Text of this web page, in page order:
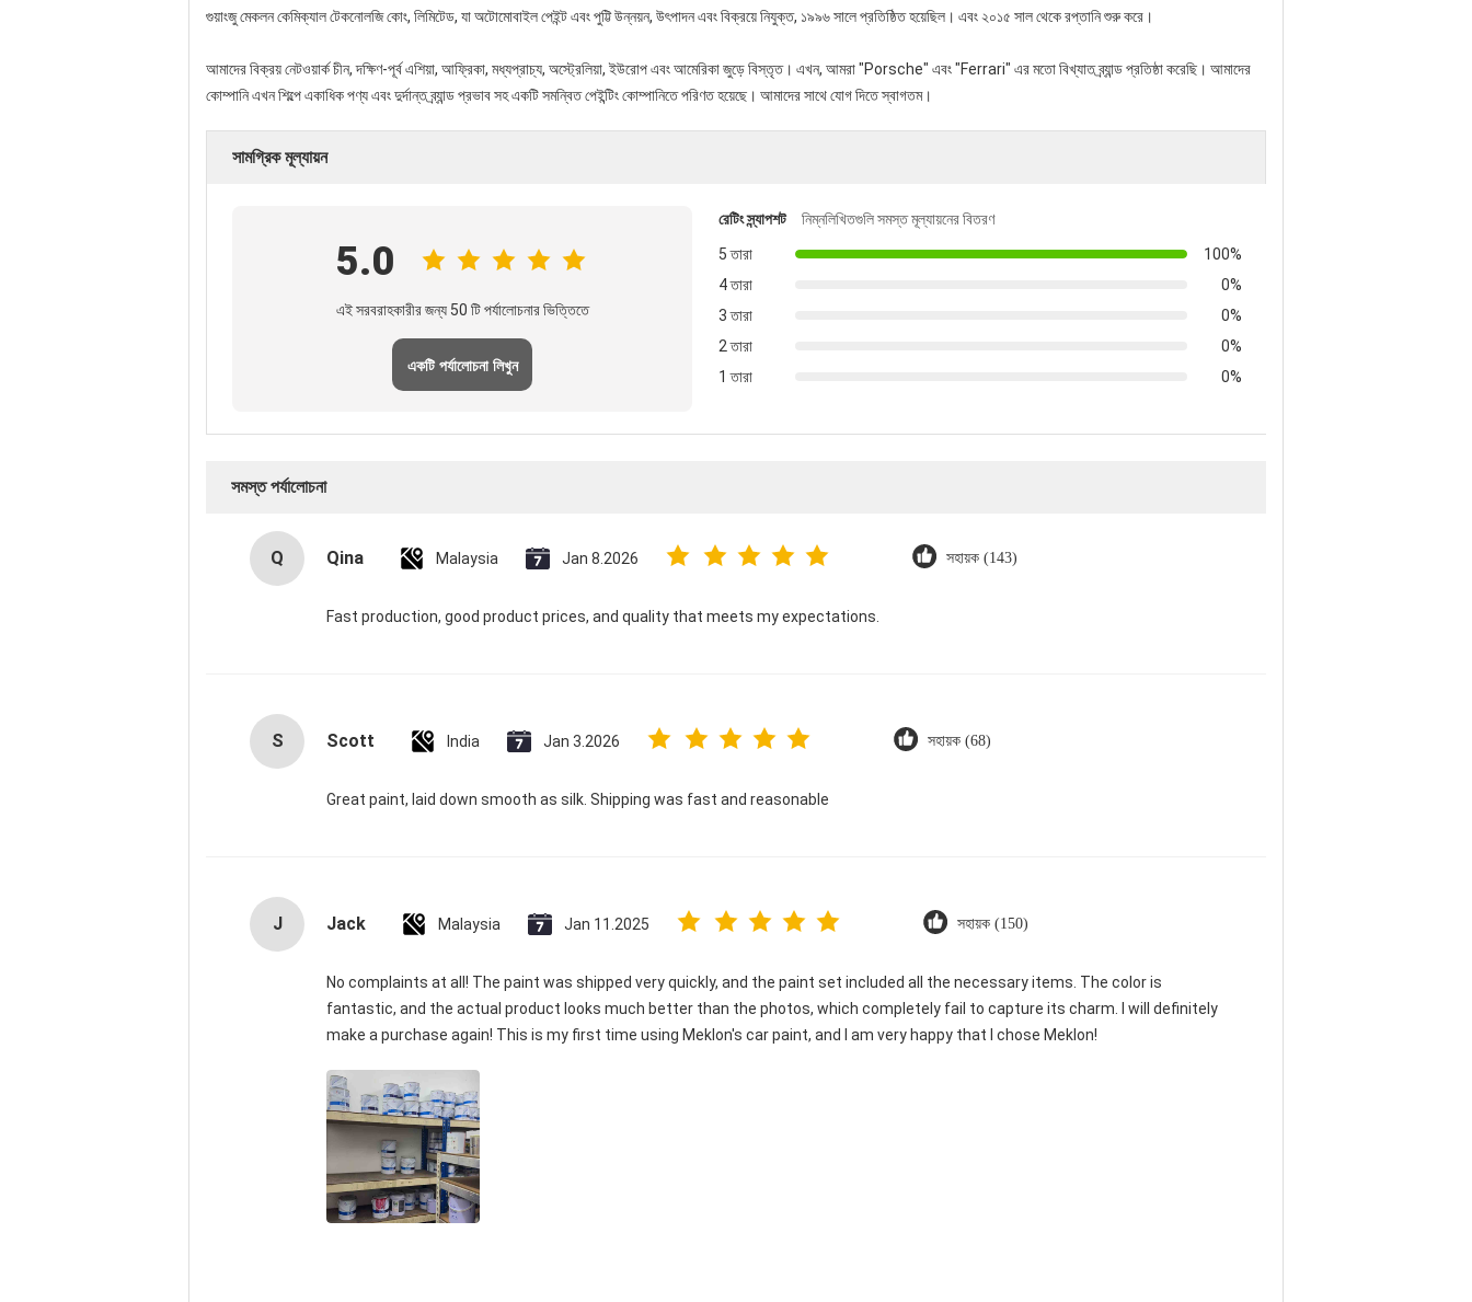
গুয়াংজু মেকলন কেমিক্যাল টেকনোলজি কোং, লিমিটেড, যা অটোমোবাইল পেইন্ট এবং পুট্টি উন্নয়ন, উৎপাদন এবং বিক্রয়ে নিযুক্ত, ১৯৯৬ সালে প্রতিষ্ঠিত হয়েছিল। এবং ২০১৫ সাল থেকে রপ্তানি শুরু করে।
আমাদের বিক্রয় নেটওয়ার্ক চীন, দক্ষিণ-পূর্ব এশিয়া, আফ্রিকা, মধ্যপ্রাচ্য, অস্ট্রেলিয়া, ইউরোপ এবং আমেরিকা জুড়ে বিস্তৃত। এখন, আমরা "Porsche" এবং "Ferrari" এর মতো বিখ্যাত ব্র্যান্ড প্রতিষ্ঠা করেছি। আমাদের
কোম্পানি এখন শিল্পে একাধিক পণ্য এবং দুর্দান্ত ব্র্যান্ড প্রভাব সহ একটি সমন্বিত পেইন্টিং কোম্পানিতে পরিণত হয়েছে। আমাদের সাথে যোগ দিতে স্বাগতম।
সামগ্রিক মূল্যায়ন
5.0
এই সরবরাহকারীর জন্য 50 টি পর্যালোচনার ভিত্তিতে
একটি পর্যালোচনা লিখুন
রেটিং স্ন্যাপশট
নিম্নলিখিতগুলি সমস্ত মূল্যায়নের বিতরণ
5 তারা
100%
4 তারা
0%
3 তারা
0%
2 তারা
0%
1 তারা
0%
সমস্ত পর্যালোচনা
Q Qina Malaysia Jan 8.2026 সহায়ক (143)
Fast production, good product prices, and quality that meets my expectations.
S Scott India Jan 3.2026 সহায়ক (68)
Great paint, laid down smooth as silk. Shipping was fast and reasonable
J Jack Malaysia Jan 11.2025 সহায়ক (150)
No complaints at all! The paint was shipped very quickly, and the paint set included all the necessary items. The color is
fantastic, and the actual product looks much better than the photos, which completely fail to capture its charm. I will definitely
make a purchase again! This is my first time using Meklon's car paint, and I am very happy that I chose Meklon!